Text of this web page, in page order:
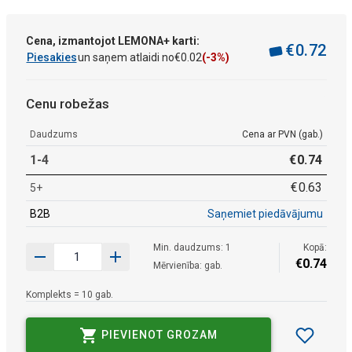
Cena, izmantojot LEMONA+ karti:
Piesakiesun saņem atlaidi no€0 02(-3%) €0.72
Cenu robežas
Daudzums Cena ar PVN (gab.)
1-4 €0.74
5+ €0.63
B2B Saņemiet piedāvājumu
Min. daudzums: 1
Mērvienība: gab.
Kopā:
€0.74
Komplekts = 10 gab.
PIEVIENOT GROZAM